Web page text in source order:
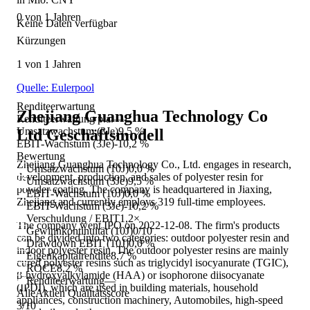
Keine Daten verfügbar
Renditeerwartung
Renditeerwartung p.a.—
Umsatzwachstum (3Je)9,5 %
EBIT-Wachstum (3Je)-10,2 %
Bewertung
Umsatzwachstum (10J)0,0 %
Umsatzwachstum (3Je)9,5 %
EBIT-Wachstum (10J)0,0 %
EBIT-Wachstum (3Je)-10,2 %
Verschuldung / EBIT1,2×
Gewinnkontinuität (10J)0/10
Drawdown EBIT (10J)0,0 %
Eigenkapitalrendite8,7 %
ROCE8,2 %
Renditeerwartung—
AlleAktien Qualitätsscore
3/10
0 von 1 Jahren
Kürzungen
1 von 1 Jahren
Quelle: Eulerpool
Zhejiang Guanghua Technology Co
LtdGeschäftsmodell
Zhejiang Guanghua Technology Co., Ltd. engages in research,
development, production, and sales of polyester resin for
powder coating. The company is headquartered in Jiaxing,
Zhejiang and currently employs 319 full-time employees.
The company went IPO on 2022-12-08. The firm's products
can be divided into two categories: outdoor polyester resin and
indoor polyester resin. The outdoor polyester resins are mainly
cured polyester resins such as triglycidyl isocyanurate (TGIC),
β-hydroxyalkylamide (HAA) or isophorone diisocyanate
(IPDI), which are used in building materials, household
appliances, construction machinery, Automobiles, high-speed